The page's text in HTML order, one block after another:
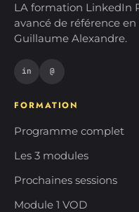
LA formation LinkedIn
avancé de référence
Guillaume Alexandre.
in @
FORMATION
Programme complet
Les 3 modules
Prochaines sessions
Module 1 VOD